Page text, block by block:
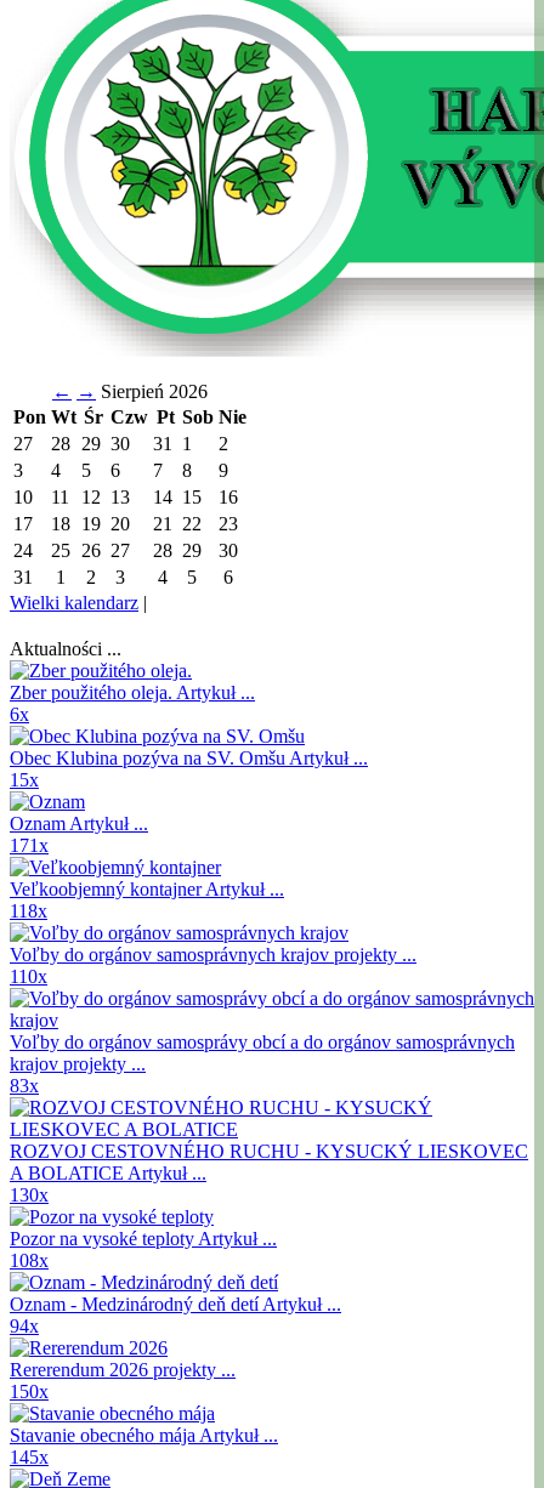
← → Sierpień 2026
Pon Wt Śr Czw Pt Sob Nie
27
28 29 30 31 1
2
3
4 5 6 7 8
9
10
11 12 13 14 15
16
17
18 19 20 21 22
23
24
25 26 27 28 29
30
31
1 2 3 4 5
6
Wielki kalendarz |
Aktualności ...
Zber použitého oleja. Artykuł ...
6x
Obec Klubina pozýva na SV. Omšu Artykuł ...
15x
Oznam Artykuł ...
171x
Veľkoobjemný kontajnerArtykuł ...
118x
Voľby do orgánov samosprávnych krajov projekty ...
110x
Voľby do orgánov samosprávy obcí a do orgánov samosprávnych
krajov projekty ...
83x
ROZVOJ CESTOVNÉHO RUCHU - KYSUCKÝ LIESKOVEC
A BOLATICE Artykuł ...
130x
Pozor na vysoké teploty Artykuł ...
108x
Oznam - Medzinárodný deň detíArtykuł ...
94x
Rererendum 2026 projekty ...
150x
Stavanie obecného mája Artykuł ...
145x